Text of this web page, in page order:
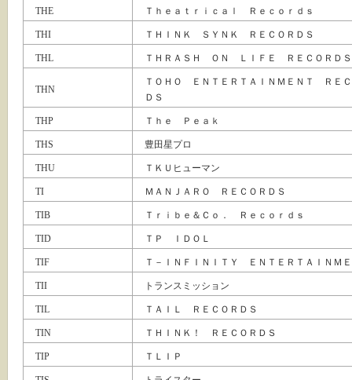
THE Ｔｈｅａｔｒｉｃａｌ Ｒｅｃｏｒｄｓ
THI ＴＨＩＮＫ ＳＹＮＫ ＲＥＣＯＲＤＳ
THL ＴＨＲＡＳＨ ＯＮ ＬＩＦＥ ＲＥＣＯＲＤＳ
THN
ＴＯＨＯ ＥＮＴＥＲＴＡＩＮＭＥＮＴ ＲＥ
ＤＳ
THP Ｔｈｅ Ｐｅａｋ
THS 豊田星プロ
THU ＴＫＵヒューマン
TI ＭＡＮＪＡＲＯ ＲＥＣＯＲＤＳ
TIB Ｔｒｉｂｅ＆Ｃｏ． Ｒｅｃｏｒｄｓ
TID ＴＰ ＩＤＯＬ
TIF Ｔ－ＩＮＦＩＮＩＴＹ ＥＮＴＥＲＴＡＩＮＭ
TII トランスミッション
TIL ＴＡＩＬ ＲＥＣＯＲＤＳ
TIN ＴＨＩＮＫ！ ＲＥＣＯＲＤＳ
TIP ＴＬＩＰ